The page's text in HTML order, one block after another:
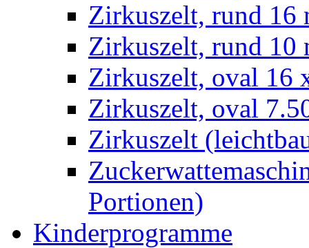
Zirkuszelt, rund 16
Zirkuszelt, rund 10
Zirkuszelt, oval 16
Zirkuszelt, oval
Zirkuszelt
Portionen)
Kinderprogramme